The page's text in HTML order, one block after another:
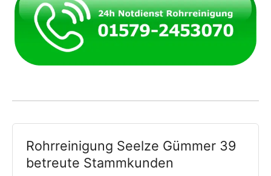
Rohrreinigung Seelze Gümmer 39
betreute Stammkunden